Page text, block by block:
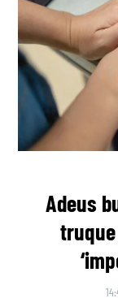
Adeus
truque